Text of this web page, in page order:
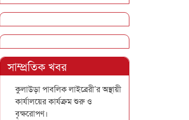
সাম্প্রতিক খবর
কুলাউড়া পাবলিক লাইব্রেরী’র অস্থায়ী
কার্যালয়ের কার্যক্রম শুরু ও
বৃক্ষরোপণ।